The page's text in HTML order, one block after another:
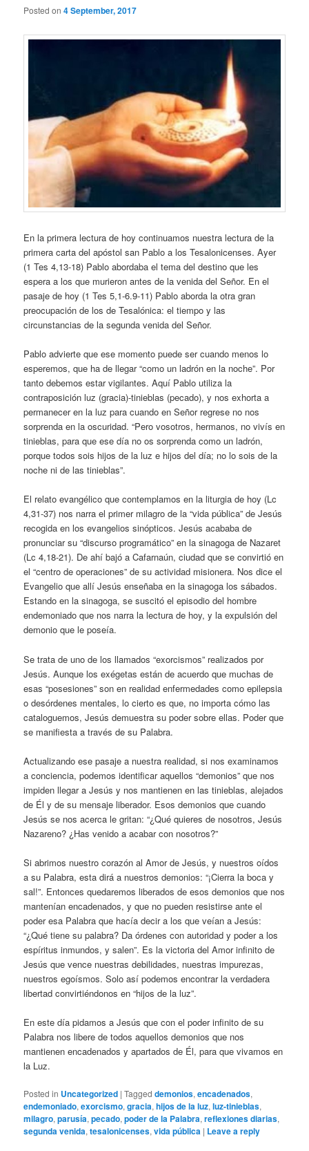
Posted on4 September, 2017
En la primera lectura de hoy continuamos nuestra lectura de la
primera carta del apóstol san Pablo a los Tesalonicenses. Ayer
(1 Tes 4,13-18) Pablo abordaba el tema del destino que les
espera a los que murieron antes de la venida del Señor. En el
pasaje de hoy (1 Tes 5,1-6.9-11) Pablo aborda la otra gran
preocupación de los de Tesalónica: el tiempo y las
circunstancias de la segunda venida del Señor.
Pablo advierte que ese momento puede ser cuando menos lo
esperemos, que ha de llegar “como un ladrón en la noche”. Por
tanto debemos estar vigilantes. Aquí Pablo utiliza la
contraposición luz (gracia)-tinieblas (pecado), y nos exhorta a
permanecer en la luz para cuando en Señor regrese no nos
sorprenda en la oscuridad. “Pero vosotros, hermanos, no vivís en
tinieblas, para que ese día no os sorprenda como un ladrón,
porque todos sois hijos de la luz e hijos del día; no lo sois de la
noche ni de las tinieblas”.
El relato evangélico que contemplamos en la liturgia de hoy (Lc
4,31-37) nos narra el primer milagro de la “vida pública” de Jesús
recogida en los evangelios sinópticos. Jesús acababa de
pronunciar su “discurso programático” en la sinagoga de Nazaret
(Lc 4,18-21). De ahí bajó a Cafarnaún, ciudad que se convirtió en
el “centro de operaciones” de su actividad misionera. Nos dice el
Evangelio que allí Jesús enseñaba en la sinagoga los sábados.
Estando en la sinagoga, se suscitó el episodio del hombre
endemoniado que nos narra la lectura de hoy, y la expulsión del
demonio que le poseía.
Se trata de uno de los llamados “exorcismos” realizados por
Jesús. Aunque los exégetas están de acuerdo que muchas de
esas “posesiones” son en realidad enfermedades como epilepsia
o desórdenes mentales, lo cierto es que, no importa cómo las
cataloguemos, Jesús demuestra su poder sobre ellas. Poder que
se manifiesta a través de su Palabra.
Actualizando ese pasaje a nuestra realidad, si nos examinamos
a conciencia, podemos identificar aquellos “demonios” que nos
impiden llegar a Jesús y nos mantienen en las tinieblas, alejados
de Él y de su mensaje liberador. Esos demonios que cuando
Jesús se nos acerca le gritan: “¿Qué quieres de nosotros, Jesús
Nazareno? ¿Has venido a acabar con nosotros?”
Si abrimos nuestro corazón al Amor de Jesús, y nuestros oídos
a su Palabra, esta dirá a nuestros demonios: “¡Cierra la boca y
sal!”. Entonces quedaremos liberados de esos demonios que nos
mantenían encadenados, y que no pueden resistirse ante el
poder esa Palabra que hacía decir a los que veían a Jesús:
“¿Qué tiene su palabra? Da órdenes con autoridad y poder a los
espíritus inmundos, y salen”. Es la victoria del Amor infinito de
Jesús que vence nuestras debilidades, nuestras impurezas,
nuestros egoísmos. Solo así podemos encontrar la verdadera
libertad convirtiéndonos en “hijos de la luz”.
En este día pidamos a Jesús que con el poder infinito de su
Palabra nos libere de todos aquellos demonios que nos
mantienen encadenados y apartados de Él, para que vivamos en
la Luz.
Posted in Uncategorized |Tagged demonios,encadenados,
endemoniado,exorcismo,gracia,hijos de la luz,luz-tinieblas,
milagro,parusía,pecado,poder de la Palabra,reflexiones diarias,
segunda venida,tesalonicenses,vida pública | Leave a reply